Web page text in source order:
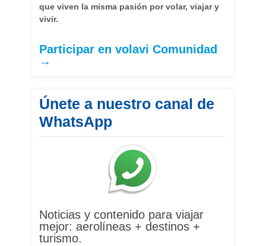
que viven la misma pasión por volar, viajar y
vivir.
Participar en volavi Comunidad
→
Únete a nuestro canal de
WhatsApp
Noticias y contenido para viajar
mejor: aerolíneas + destinos +
turismo.